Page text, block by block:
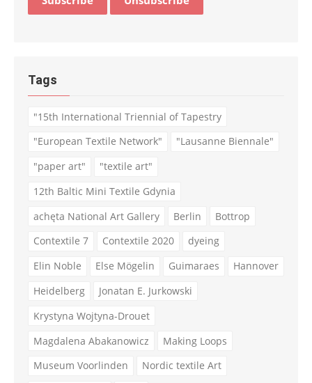
Tags
"15th International Triennial of Tapestry
"European Textile Network"
"Lausanne Biennale"
"paper art"
"textile art"
12th Baltic Mini Textile Gdynia
achęta National Art Gallery
Berlin
Bottrop
Contextile 7
Contextile 2020
dyeing
Elin Noble
Else Mögelin Guimaraes
Hannover
Heidelberg
Jonatan E. Jurkowski
Krystyna Wojtyna-Drouet
Magdalena Abakanowicz
Making Loops
Museum Voorlinden
Nordic textile Art